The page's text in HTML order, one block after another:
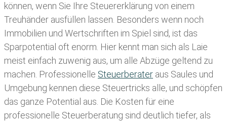
können, wenn Sie Ihre Steuererklärung von einem
Treuhänder ausfüllen lassen . Besonders wenn noch
Immobilien und Wertschriften im Spiel sind, ist das
Sparpotential oft enorm. Hier kennt man sich als Laie
meist einfach zuwenig aus, um alle Abzüge geltend zu
machen. Professionelle Steuerberater aus Saules und
Umgebung kennen diese Steuertricks alle, und schöpfen
das ganze Potential aus. Die Kosten für eine
professionelle Steuerberatung sind deutlich tiefer, als